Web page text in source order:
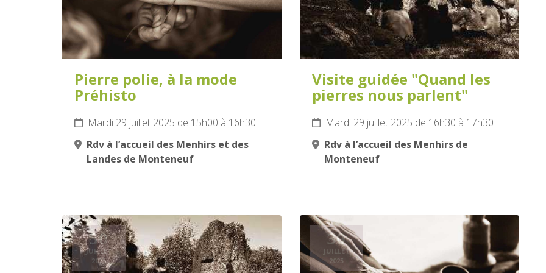
Pierre polie, à la mode
Préhisto
Mardi 29 juillet 2025 de 15h00 à 16h30
Rdv à l’accueil des Menhirs et des
Landes de Monteneuf
Visite guidée "Quand les
pierres nous parlent"
Mardi 29 juillet 2025 de 16h30 à 17h30
Rdv à l’accueil des Menhirs de
Monteneuf
30
JUILLET
2025
30
JUILLET
2025